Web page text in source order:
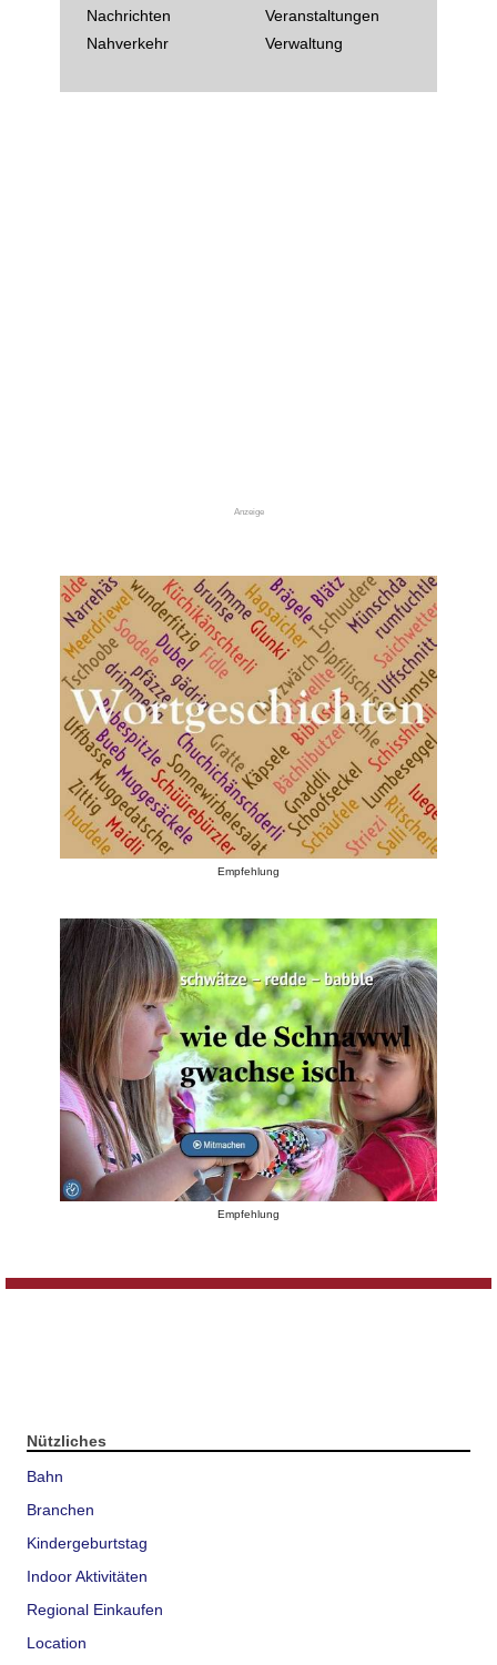
Nachrichten
Nahverkehr
Veranstaltungen
Verwaltung
Anzeige
Empfehlung
Empfehlung
Nützliches
Bahn
Branchen
Kindergeburtstag
Indoor Aktivitäten
Regional Einkaufen
Location